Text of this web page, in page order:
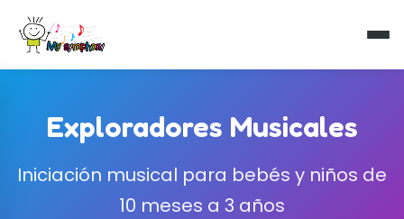
Exploradores Musicales
Iniciación musical para bebés y niños de
10 meses a 3 años